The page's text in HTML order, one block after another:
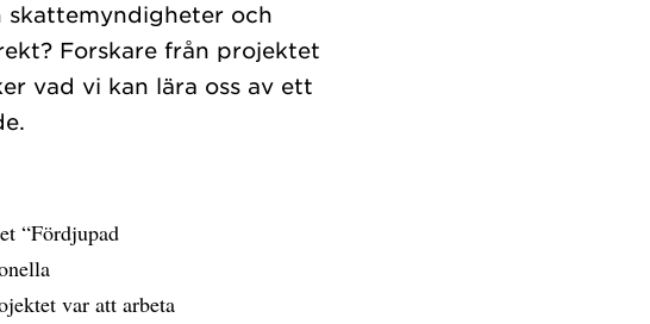
skattemyndigheter och
Forskare från projektet
vad vi kan lära oss av ett
“Fördjupad
var att arbeta